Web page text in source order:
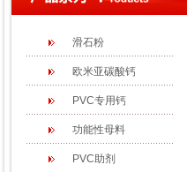
滑石粉
欧米亚碳酸钙
PVC专用钙
功能性母料
PVC助剂